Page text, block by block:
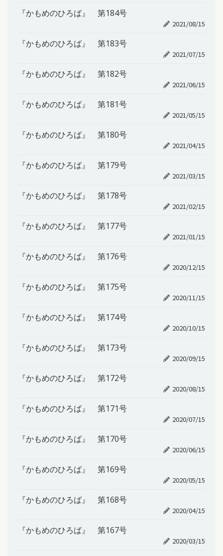
『かもめのひろば』 第184号
2021/08/15
『かもめのひろば』 第183号
2021/07/15
『かもめのひろば』 第182号
2021/06/15
『かもめのひろば』 第181号
2021/05/15
『かもめのひろば』 第180号
2021/04/15
『かもめのひろば』 第179号
2021/03/15
『かもめのひろば』 第178号
2021/02/15
『かもめのひろば』 第177号
2021/01/15
『かもめのひろば』 第176号
2020/12/15
『かもめのひろば』 第175号
2020/11/15
『かもめのひろば』 第174号
2020/10/15
『かもめのひろば』 第173号
2020/09/15
『かもめのひろば』 第172号
2020/08/15
『かもめのひろば』 第171号
2020/07/15
『かもめのひろば』 第170号
2020/06/15
『かもめのひろば』 第169号
2020/05/15
『かもめのひろば』 第168号
2020/04/15
『かもめのひろば』 第167号
2020/03/15